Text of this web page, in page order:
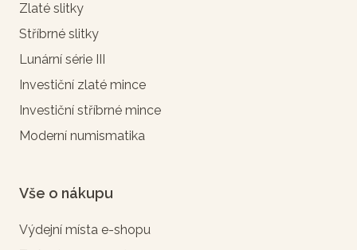
Zlaté slitky
Stříbrné slitky
Lunární série III
Investiční zlaté mince
Investiční stříbrné mince
Moderní numismatika
Vše o nákupu
Výdejní místa e-shopu